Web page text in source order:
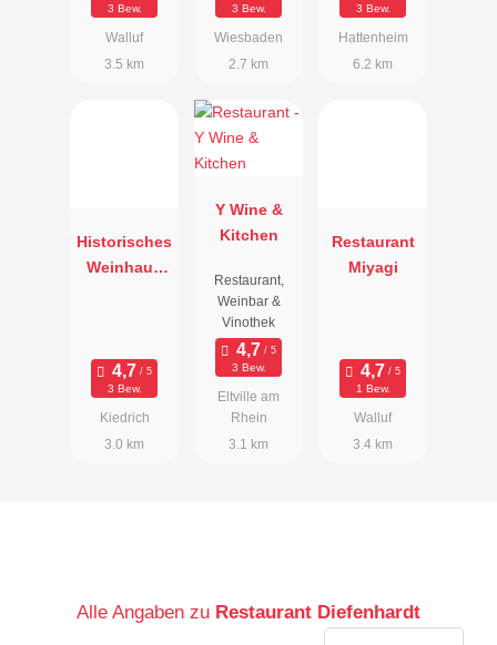
3 Bew.
Walluf
3.5 km
3 Bew.
Wiesbaden
2.7 km
3 Bew.
Hattenheim
6.2 km
Historisches
Weinhaus
3 Bew.
Kiedrich
3.0 km
Y Wine &
Kitchen
Restaurant,
Weinbar &
Vinothek
3 Bew.
Eltville am
Rhein
3.1 km
Restaurant
Miyagi
1 Bew.
Walluf
3.4 km
Alle Angaben zu Restaurant Diefenhardt